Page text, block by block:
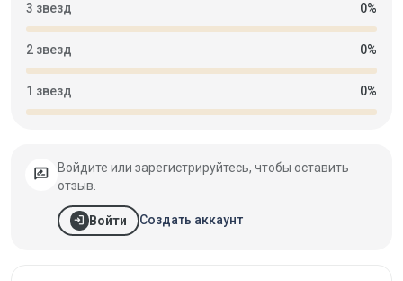
3 звезд 0%
2 звезд 0%
1 звезд 0%
rate_review
Войдите или зарегистрируйтесь, чтобы оставить
отзыв.
login Войти Создать аккаунт